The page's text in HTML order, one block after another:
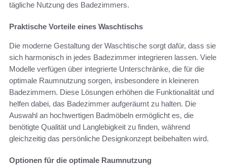
tägliche Nutzung des Badezimmers.
Praktische Vorteile eines Waschtischs
Die moderne Gestaltung der Waschtische sorgt dafür, dass sie
sich harmonisch in jedes Badezimmer integrieren lassen. Viele
Modelle verfügen über integrierte Unterschränke, die für die
optimale Raumnutzung sorgen, insbesondere in kleineren
Badezimmern. Diese Lösungen erhöhen die Funktionalität und
helfen dabei, das Badezimmer aufgeräumt zu halten. Die
Auswahl an hochwertigen Badmöbeln ermöglicht es, die
benötigte Qualität und Langlebigkeit zu finden, während
gleichzeitig das persönliche Designkonzept beibehalten wird.
Optionen für die optimale Raumnutzung